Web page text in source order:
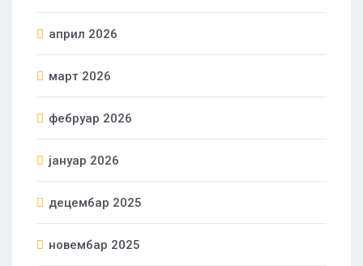
април 2026
март 2026
фебруар 2026
јануар 2026
децембар 2025
новембар 2025